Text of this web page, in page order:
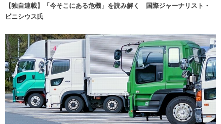
【独自連載】「今そこにある危機」を読み解く 国際ジャーナリスト・
ビニシウス氏